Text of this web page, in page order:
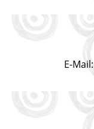
E-Mail: